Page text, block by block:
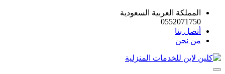
المملكة العربية السعودية
0552071750
أتصل بنا
من نحن